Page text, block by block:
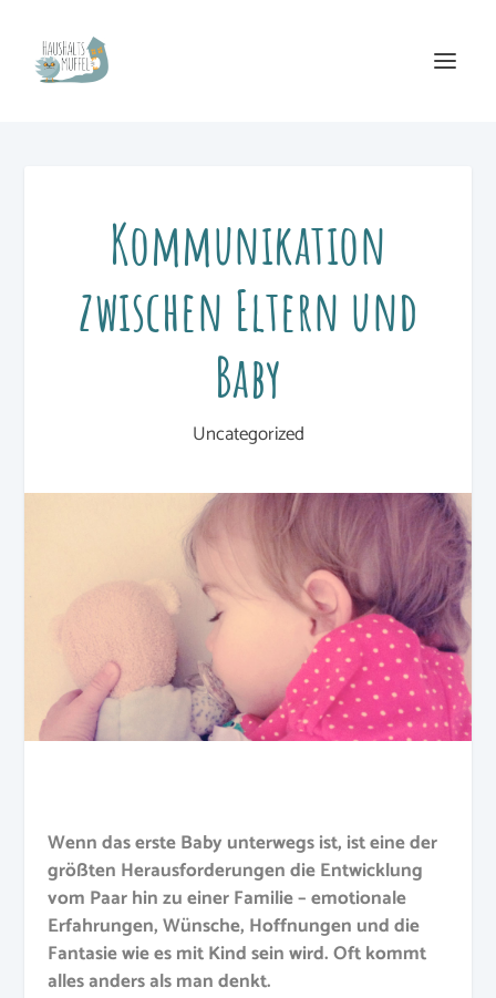
Kommunikation
zwischen Eltern und
Baby
Uncategorized
Wenn das erste Baby unterwegs ist, ist eine der
größten Herausforderungen die Entwicklung
vom Paar hin zu einer Familie – emotionale
Erfahrungen, Wünsche, Hoffnungen und die
Fantasie wie es mit Kind sein wird. Oft kommt
alles anders als man denkt.